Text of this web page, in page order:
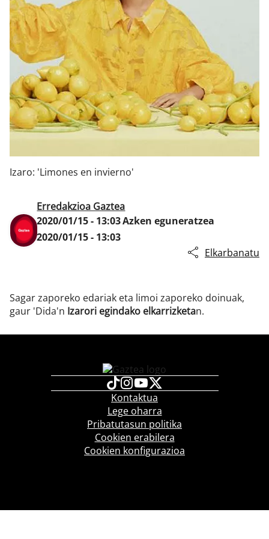
Klisk
Izaro: 'Limones en invierno'
Erredakzioa Gaztea
2020/01/15 - 13:03Azken eguneratzea
2020/01/15 - 13:03
Elkarbanatu
Sagar zaporeko edariak eta limoi zaporeko doinuak,
gaur 'Dida'n Izarori egindako elkarrizketan.
Kontaktua
Lege oharra
Pribatutasun politika
Cookien erabilera
Cookien konfigurazioa